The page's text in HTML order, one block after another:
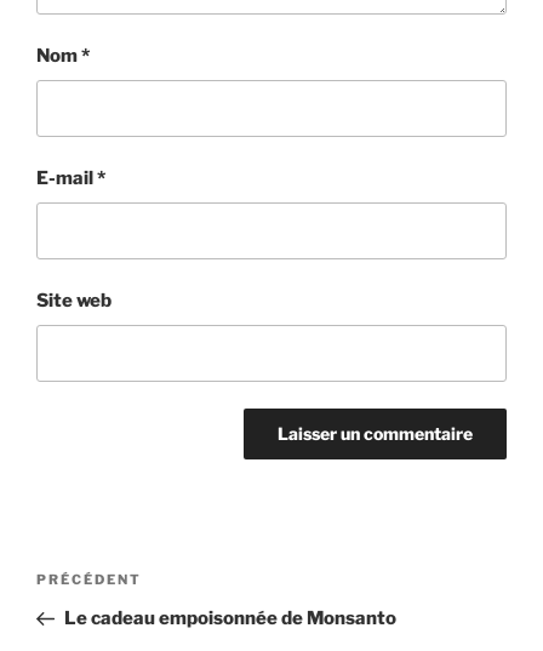
Nom*
E-mail*
Site web
Navigation
l’article
Article
précédent
PRÉCÉDENT
Le cadeau empoisonnée de Monsanto